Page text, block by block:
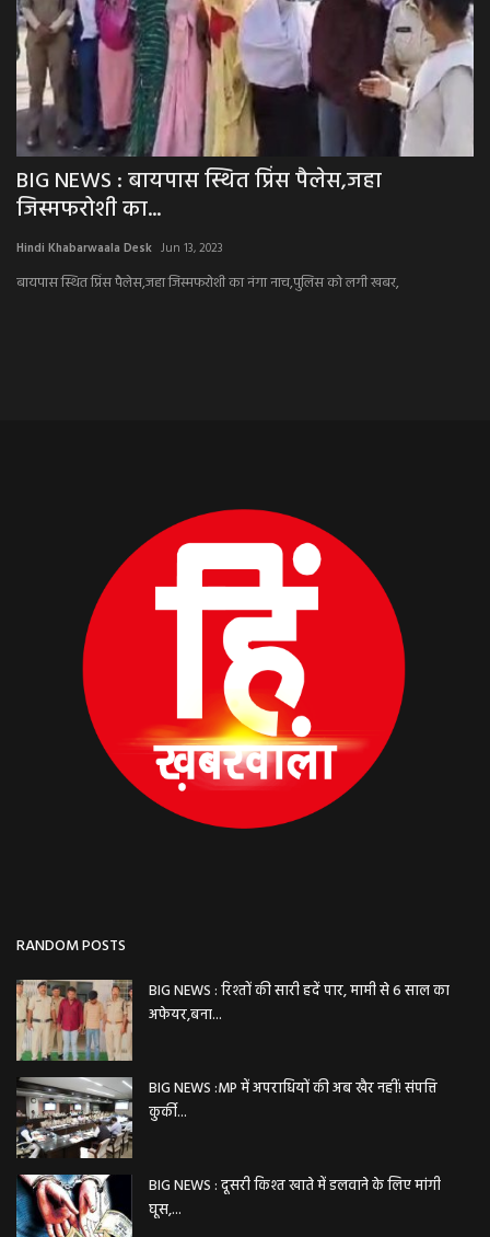
BIG NEWS: 36 घंटे में उज्जैन पुलिस का बड़ा एक्शन,
गला रेतकर...
Hindi Khabarwaala Desk Jul 16, 2026
RANDOM POSTS
BIG NEWS : रिश्तों की सारी हदें पार, मामी से 6 साल का
अफेयर,बना...
BIG NEWS :MP में अपराधियों की अब खैर नहीं! संपत्ति
कुर्की...
BIG NEWS : दूसरी किश्त खाते में डलवाने के लिए मांगी
घूस,...